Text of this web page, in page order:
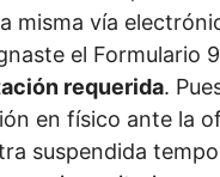
misma vía
el Formulario
requerida.
en físico ante la
suspendida